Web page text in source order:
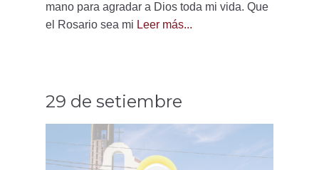
mano para agradar a Dios toda mi vida. Que
el Rosario sea mi Leer más...
29 de setiembre